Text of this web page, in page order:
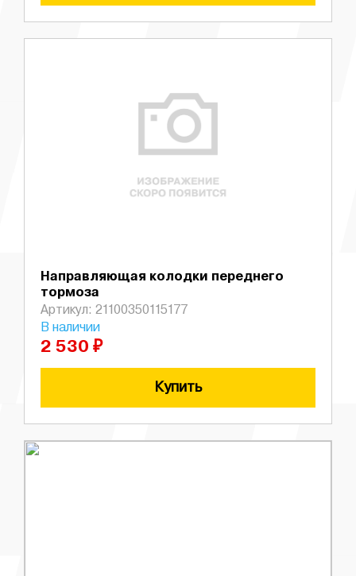
Направляющая колодки переднего
тормоза
Артикул: 21100350115177
В наличии
2 530 ₽
Купить